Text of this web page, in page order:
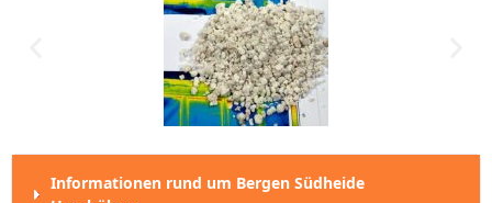
Informationen rund um Bergen Südheide